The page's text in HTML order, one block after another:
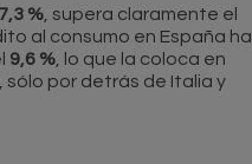
7,3 % , supera claramente el
al consumo en España ha
9,6 % , lo que la coloca en
por detrás de Italia y